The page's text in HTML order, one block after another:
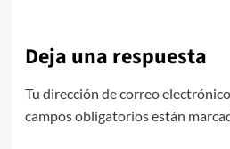
Deja una respuesta
Tu dirección de correo
campos obligatorios están